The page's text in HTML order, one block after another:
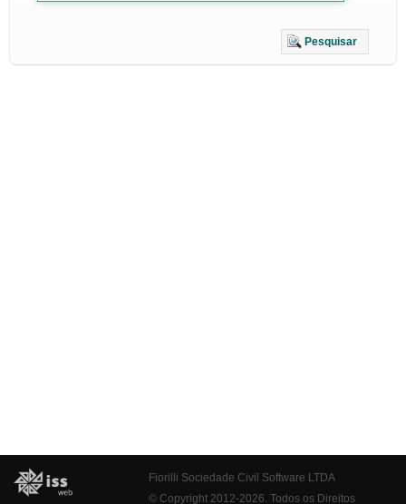
Pesquisar
Fiorilli Sociedade Civil Software LTDA
© Copyright 2012-2026. Todos os Direitos